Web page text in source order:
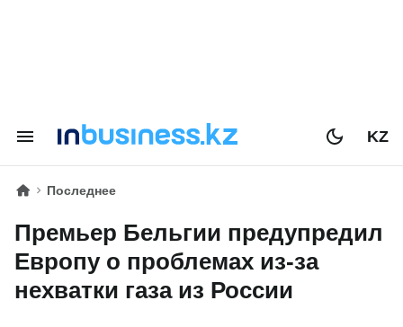
KZ
Последнее
Премьер Бельгии предупредил
Европу о проблемах из-за
нехватки газа из России